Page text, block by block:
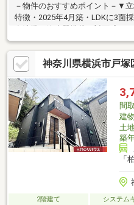
－物件のおすすめポイント－▼
特徴・2025年4月築・LDKに3面
ションを育むリビング階段・全
(車種による)・お庭付▼設備・リ
を搭載・雨天時のお洗濯に役立
ゆとりをもって使用可能▼周辺
分(約700m)■ ご希望の住まい探し
━━━━━・・・物件の詳細・ご
ださい。
神奈川県横浜市戸塚
間
建
土
築
「
2階建て システム